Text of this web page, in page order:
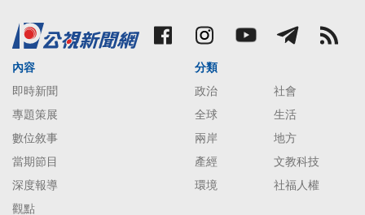
內容
即時新聞
專題策展
數位敘事
當期節目
深度報導
觀點
分類
政治
社會
全球
生活
兩岸
地方
產經
文教科技
環境
社福人權